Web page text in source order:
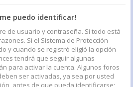
puedo identificar!
de usuario y contraseña. Si todo está
Si el Sistema de Protección
y cuando se registró eligió la opción
tendrá que seguir algunas
para activar la cuenta. Algunos foros
ser activadas, ya sea por usted
antes de que pueda identificarse;